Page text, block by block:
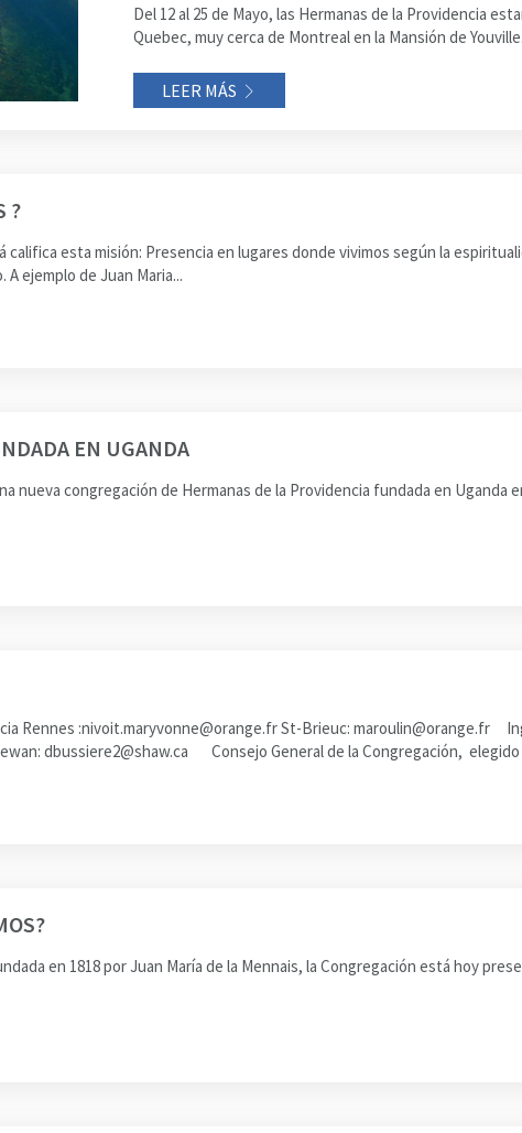
Del 12 al 25 de Mayo, las Hermanas de la Providencia
Quebec, muy cerca de Montreal en la Mansión de
LEER MÁS
?
califica esta misión: Presencia en lugares donde vivimos según la
ejemplo de Juan Maria...
EN UGANDA
nueva congregación de Hermanas de la Providencia fundada en Uganda
Rennes :nivoit.maryvonne@orange.fr St-Brieuc:
dbussiere2@shaw.ca Consejo General de la Congregación, elegido
en 1818 por Juan María de la Mennais, la Congregación está hoy